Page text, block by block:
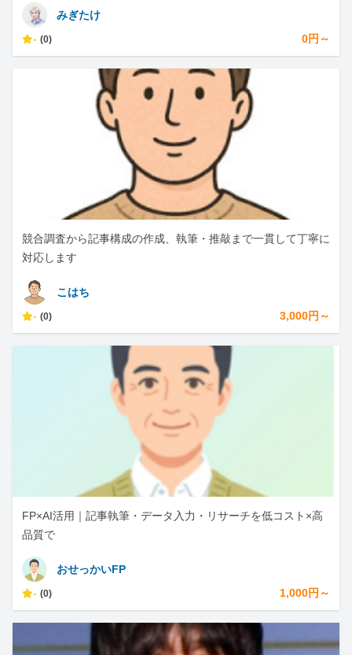
みぎたけ
- (0) 0円～
競合調査から記事構成の作成、執筆・推敲まで一貫して丁寧に
対応します
こはち
- (0) 3,000円～
FP×AI活用｜記事執筆・データ入力・リサーチを低コスト×高
品質で
おせっかいFP
- (0) 1,000円～